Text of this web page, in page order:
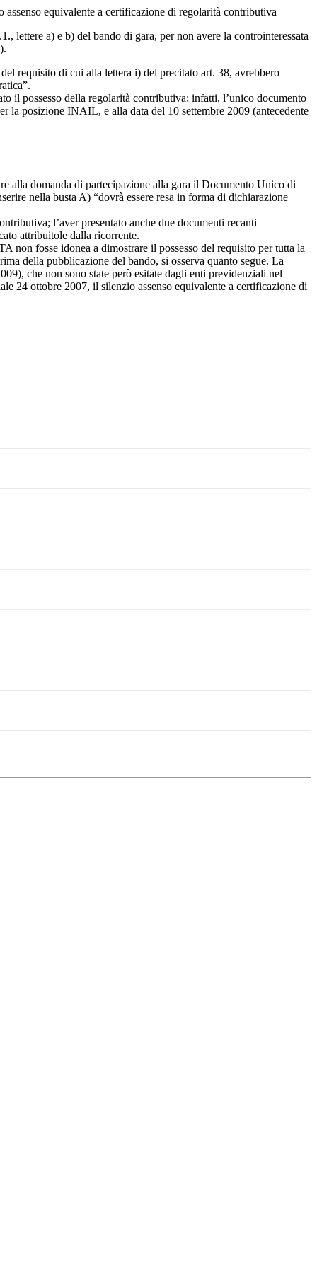
equivalente a certificazione di regolarità contributiva
lettere a) e b) del bando di gara, per non avere la controinteressata
requisito di cui alla lettera i) del precitato art. 38, avrebbero
il possesso della regolarità contributiva; infatti, l’unico documento
la posizione INAIL, e alla data del 10 settembre 2009 (antecedente
alla domanda di partecipazione alla gara il Documento Unico di
nella busta A) “dovrà essere resa in forma di dichiarazione
l’aver presentato anche due documenti recanti
attribuitole dalla ricorrente.
non fosse idonea a dimostrare il possesso del requisito per tutta la
della pubblicazione del bando, si osserva quanto segue. La
che non sono state però esitate dagli enti previdenziali nel
24 ottobre 2007, il silenzio assenso equivalente a certificazione di